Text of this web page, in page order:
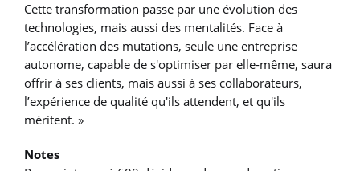
Cette transformation passe par une évolution des
technologies, mais aussi des mentalités. Face à
l’accélération des mutations, seule une entreprise
autonome, capable de s'optimiser par elle-même, saura
offrir à ses clients, mais aussi à ses collaborateurs,
l’expérience de qualité qu'ils attendent, et qu'ils
méritent. »
Notes